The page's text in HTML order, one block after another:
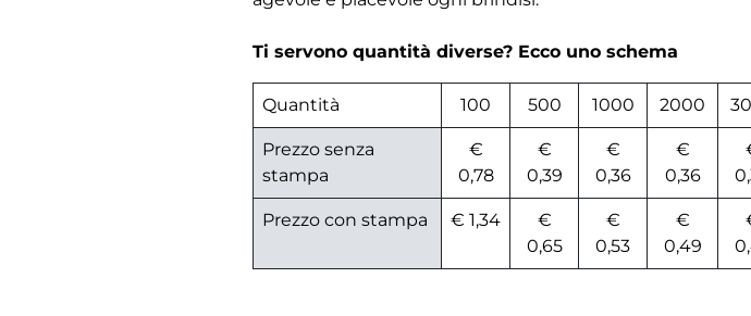
Ti servono quantità diverse? Ecco uno schema
Quantità 100 500 1000 2000
Prezzo senza
stampa
€
0,78
€
0,39
€
0,36
€
0,36
Prezzo con stampa € 1,34
€
0,65
€
0,53
€
0,49